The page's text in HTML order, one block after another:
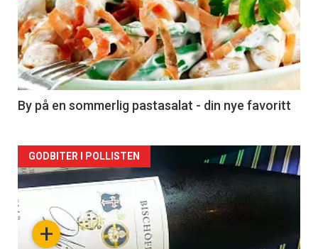
akkurat
nå
-
5
By på en sommerlig pastasalat - din nye favoritt
Forsiden
akkurat
nå+
GODBITER I POLLISTEN